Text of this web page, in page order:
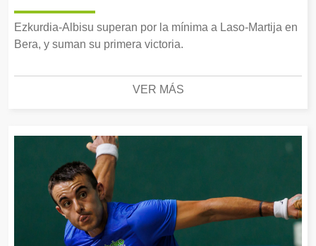
Ezkurdia-Albisu superan por la mínima a Laso-Martija en
Bera, y suman su primera victoria.
VER MÁS